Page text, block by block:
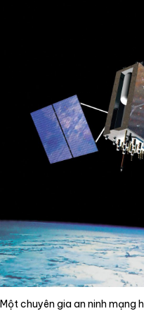
Một chuyên gia an ninh mạng